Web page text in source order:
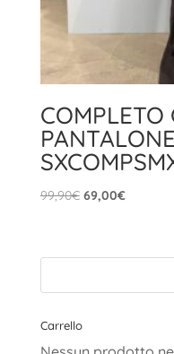
COMPLETO
99,90€ Il
era:
69,00€Il
è:
Carrello